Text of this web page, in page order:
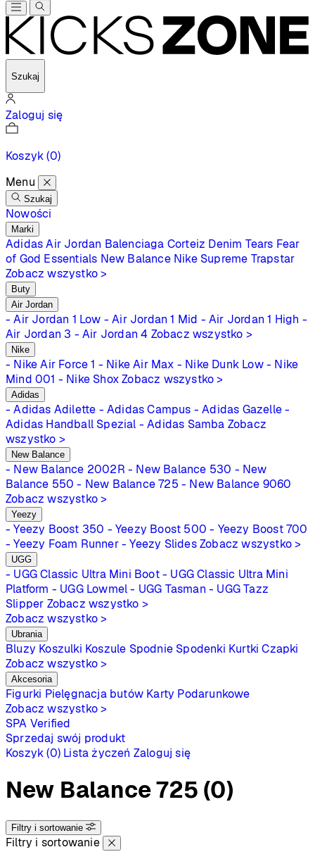
Szukaj
Zaloguj się
Koszyk(0)
Menu
Szukaj
Nowości
Marki
Adidas Air Jordan Balenciaga Corteiz Denim Tears Fear
of God Essentials New Balance Nike Supreme Trapstar
Zobacz wszystko >
Buty
Air Jordan
- Air Jordan 1 Low - Air Jordan 1 Mid - Air Jordan 1 High -
Air Jordan 3 - Air Jordan 4 Zobacz wszystko >
Nike
- Nike Air Force 1 - Nike Air Max - Nike Dunk Low - Nike
Mind 001 - Nike Shox Zobacz wszystko >
Adidas
- Adidas Adilette - Adidas Campus - Adidas Gazelle -
Adidas Handball Spezial - Adidas Samba Zobacz
wszystko >
New Balance
- New Balance 2002R - New Balance 530 - New
Balance 550 - New Balance 725 - New Balance 9060
Zobacz wszystko >
Yeezy
- Yeezy Boost 350 - Yeezy Boost 500 - Yeezy Boost 700
- Yeezy Foam Runner - Yeezy Slides Zobacz wszystko >
UGG
- UGG Classic Ultra Mini Boot - UGG Classic Ultra Mini
Platform - UGG Lowmel - UGG Tasman - UGG Tazz
Slipper Zobacz wszystko >
Zobacz wszystko >
Ubrania
Bluzy Koszulki Koszule Spodnie Spodenki Kurtki Czapki
Zobacz wszystko >
Akcesoria
Figurki Pielęgnacja butów Karty Podarunkowe
Zobacz wszystko >
SPA Verified
Sprzedaj swój produkt
Koszyk (0) Lista życzeń Zaloguj się
New Balance 725 (0)
Filtry i sortowanie
Filtry i sortowanie